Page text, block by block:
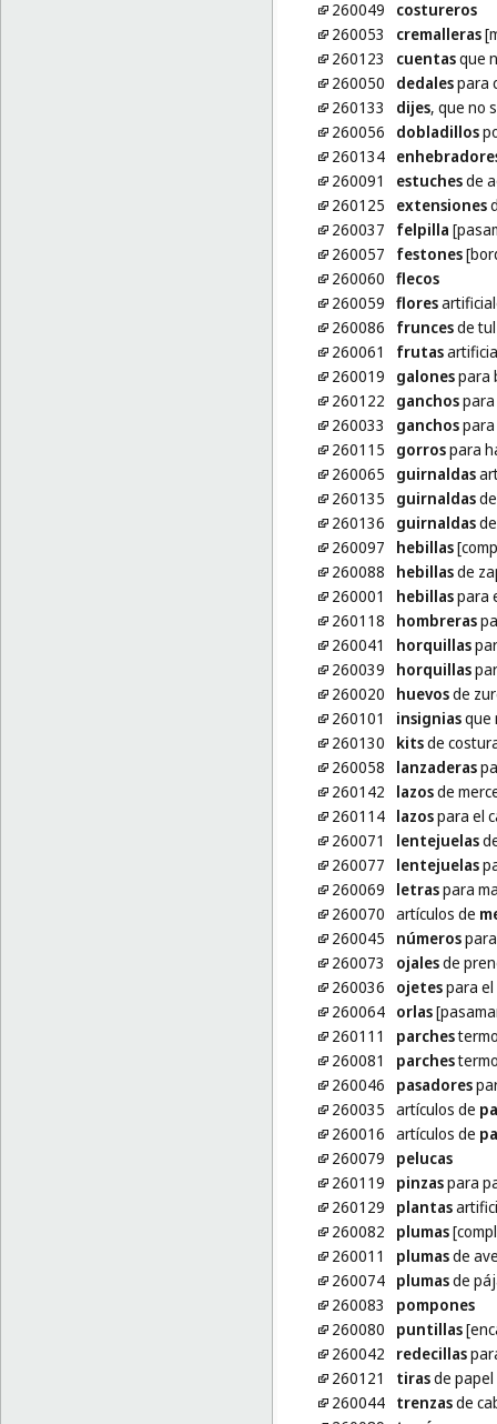
260049
costureros
260053
cremalleras
260123
cuentasque
260050
dedalespara
260133
dijes, que no
260056
dobladillos
260134
260091
estuchesde
260125
extensiones
260037
felpilla
260057
festones
260060 flecos
260059 flores
260086
fruncesde tul
260061
frutas
260019
galonespara
260122
ganchospara
260033
ganchospara
260115
gorrospara
260065
guirnaldas
260135
guirnaldasde
260136
guirnaldasde
260097
hebillas
260088
hebillasde
260001
hebillaspara
260118
hombreras
260041
horquillas
260039
horquillas
260020
huevosde
260101
insigniasque
260130
kitsde
260058
lanzaderas
260142
lazosde
260114 lazospara el
260071
lentejuelas
260077
lentejuelas
260069
letraspara
260070 artículos de
260045
númerospara
260073
ojalesde
260036
ojetespara el
260064 orlas
260111
parches
260081
parches
260046
pasadores
260035 artículos de
260016 artículos de
260079
pelucas
260119
pinzaspara
260129
plantas
260082
plumas
260011
plumasde
260074 plumasde
260083
pompones
260080
puntillas
260042
redecillas
260121
tirasde papel
260044 trenzasde